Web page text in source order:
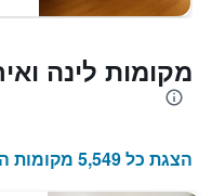
מקומות לינה
הצגת כל 5,549 מקומות האירוח